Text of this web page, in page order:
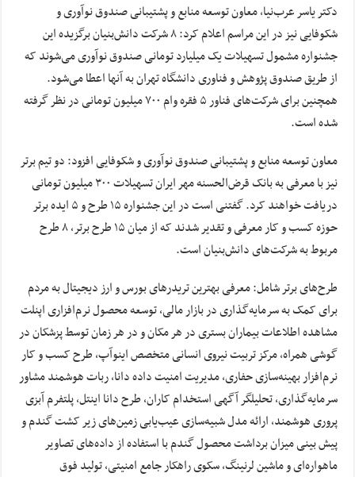
دکتر یاسر عرب‌نیا، معاون توسعه منابع و پشتیبانی صندوق نوآوری و
شکوفایی نیز در این مراسم اعلام کرد: ۸ شرکت دانش‌بنیان برگزیده این
جشنواره مشمول تسهیلات یک میلیارد تومانی صندوق نوآوری می‌شوند که
از طریق صندوق پژوهش و فناوری دانشگاه تهران به آنها اعطا می‌شود.
همچنین برای شرکت‌های فناور ۵ فقره وام ۷۰۰ میلیون تومانی در نظر گرفته
شده است.
معاون توسعه منابع و پشتیبانی صندوق نوآوری و شکوفایی افزود: دو تیم برتر
نیز با معرفی به بانک قرض‌الحسنه مهر ایران تسهیلات ۳۰۰ میلیون تومانی
دریافت خواهند کرد. گفتنی است در این جشنواره ۱۵ طرح و ۵ ایده برتر
حوزه کسب و کار معرفی و تقدیر شدند که از میان ۱۵ طرح برتر، ۸ طرح
مربوط به شرکت‌های دانش‌بنیان است.
طرح‌های برتر شامل: معرفی بهترین تریدرهای بورس و ارز دیجیتال به مردم
برای کمک به سرمایه‌گذاری در بازار مالی، توسعه محصول نرم‌افزاری اپنلت
مشاهده اطلاعات بیماران بستری در هر مکان و در هر زمان توسط پزشکان در
گوشی همراه، مرکز تربیت نیروی انسانی متخصص اینوآپ، طرح کسب و کار
نرم‌افزار بهینه‌سازی حفاری، مدیریت امنیت داده دانا، ربات هوشمند مشاور
سرمایه‌گذاری، تحلیلگر آگهی استخدام کاران، طرح دانا اینتل، پلتفرم آبزی
پروری هوشمند، ارائه مدل شبیه‌سازی عیب‌یابی زمین‌های زیر کشت گندم و
پیش ‌بینی میزان برداشت محصول گندم با استفاده از داده‌های تصاویر
ماهواره‌ای و ماشین لرنینگ، سکوی راهکار جامع امنیتی، تولید فوق